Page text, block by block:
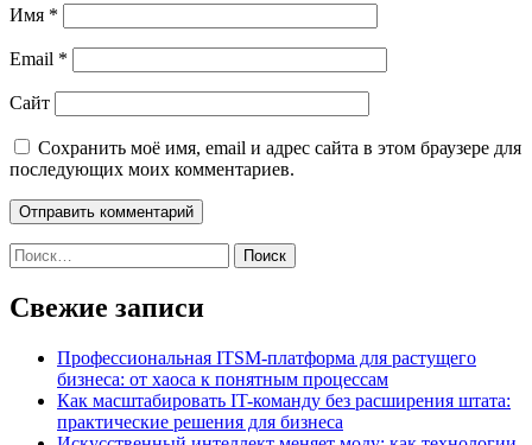
Имя *
Email *
Сайт
Сохранить моё имя, email и адрес сайта в этом браузере для
последующих моих комментариев.
Найти:
Свежие записи
Профессиональная ITSM-платформа для растущего
бизнеса: от хаоса к понятным процессам
Как масштабировать IT-команду без расширения штата:
практические решения для бизнеса